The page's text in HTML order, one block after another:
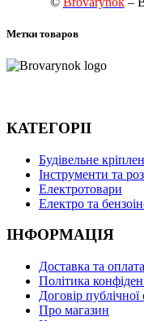
Метки товаров
КАТЕГОРІІ
Будівельне
Інструменти та
Електротовари
Електро та
ІНФОРМАЦІЯ
Доставка та оплата
Політика
Договір
Про магазин